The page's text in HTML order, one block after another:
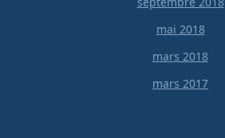
mai 2018
mars 2018
mars 2017